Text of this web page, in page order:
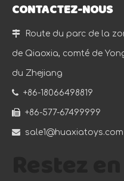
CONTACTEZ-NOUS
 Route du parc de la
de Qiaoxia, comté de
du Zhejiang
 +86-18066498819
 +86-577-67499999
 sale1@huaxiatoys.com